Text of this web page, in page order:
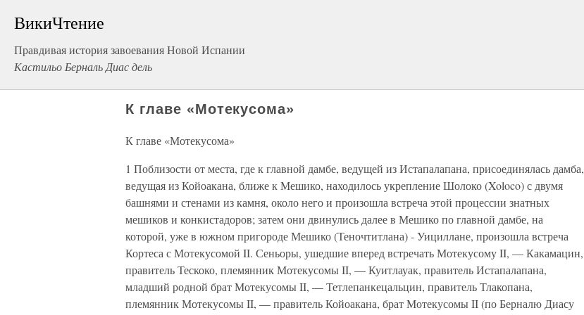
ВикиЧтение
Правдивая история завоевания Новой Испании
Кастильо Берналь Диас дель
К главе «Мотекусома»
К главе «Мотекусома»
1 Поблизости от места, где к главной дамбе, ведущей из Истапалапана, присоединялась дамба,
ведущая из Койоакана, ближе к Мешико, находилось укрепление Шолоко (Xoloco) с двумя
башнями и стенами из камня, около него и произошла встреча этой процессии знатных
мешиков и конкистадоров; затем они двинулись далее в Мешико по главной дамбе, на
которой, уже в южном пригороде Мешико (Теночтитлана) - Уициллане, произошла встреча
Кортеса с Мотекусомой II. Сеньоры, ушедшие вперед встречать Мотекусому II, — Какамацин,
правитель Тескоко, племянник Мотекусомы II, — Куитлауак, правитель Истапалапана,
младший родной брат Мотекусомы II, — Тетлепанкецальцин, правитель Тлакопана,
племянник Мотекусомы II, — правитель Койоакана, брат Мотекусомы II (по Берналю Диасу